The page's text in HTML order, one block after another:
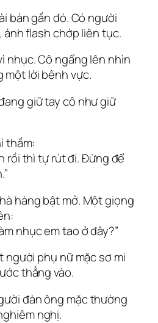
bàn gần đó. Có người
ánh flash chớp liên tục.
nhục. Cô ngẩng lên nhìn
một lời bênh vực.
giữ tay cô như giữ
thầm:
rồi thì tự rút đi. Đừng để
hàng bật mở. Một giọng
nhục em tao ở đây?”
người phụ nữ mặc sơ mi
thẳng vào.
đàn ông mặc thường
nghị.